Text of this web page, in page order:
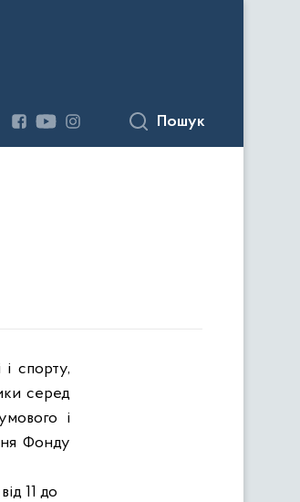
Пошук
спорту,
серед
і
Фонду
11 до